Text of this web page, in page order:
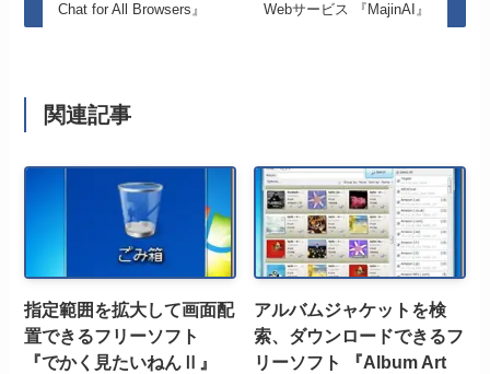
Chat for All Browsers』
Webサービス 『MajinAI』
関連記事
指定範囲を拡大して画面配
置できるフリーソフト
『でかく見たいねんⅡ』
アルバムジャケットを検
索、ダウンロードできるフ
リーソフト 『Album Art